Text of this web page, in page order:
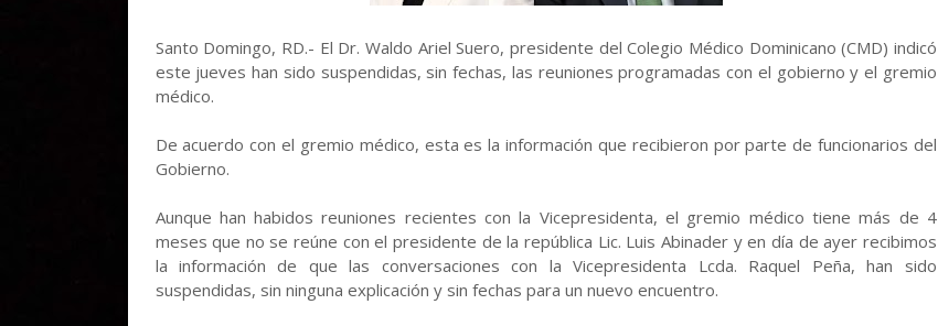
Santo Domingo, RD.- El Dr. Waldo Ariel Suero, presidente del Colegio Médico Dominicano (CMD) indicó
este jueves han sido suspendidas, sin fechas, las reuniones programadas con el gobierno y el gremio
médico.
De acuerdo con el gremio médico, esta es la información que recibieron por parte de funcionarios del
Gobierno.
Aunque han habidos reuniones recientes con la Vicepresidenta, el gremio médico tiene más de 4
meses que no se reúne con el presidente de la república Lic. Luis Abinader y en día de ayer recibimos
la información de que las conversaciones con la Vicepresidenta Lcda. Raquel Peña, han sido
suspendidas, sin ninguna explicación y sin fechas para un nuevo encuentro.